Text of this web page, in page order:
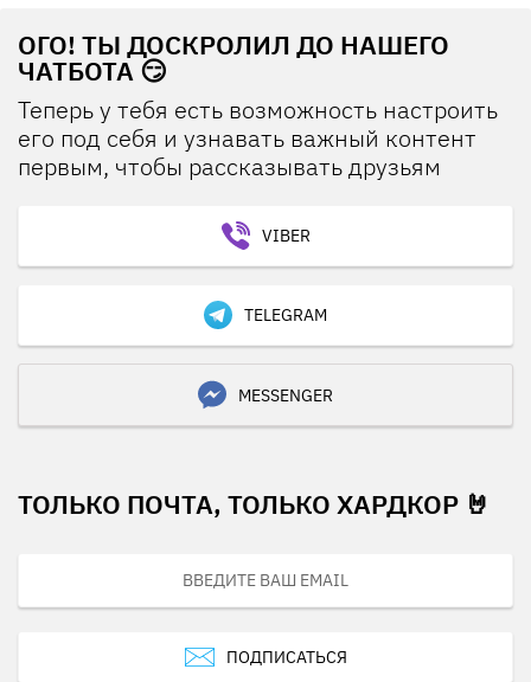
ОГО! ТЫ ДОСКРОЛИЛ ДО НАШЕГО
ЧАТБОТА 😏
Теперь у тебя есть возможность настроить
его под себя и узнавать важный контент
первым, чтобы рассказывать друзьям
VIBER
TELEGRAM
MESSENGER
ТОЛЬКО ПОЧТА, ТОЛЬКО ХАРДКОР 🤘
ПОДПИСАТЬСЯ